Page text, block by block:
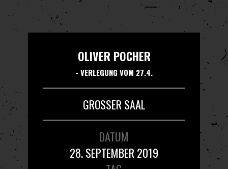
OLIVER POCHER
- VERLEGUNG VOM 27.4.
GROSSER SAAL
DATUM
28. SEPTEMBER 2019